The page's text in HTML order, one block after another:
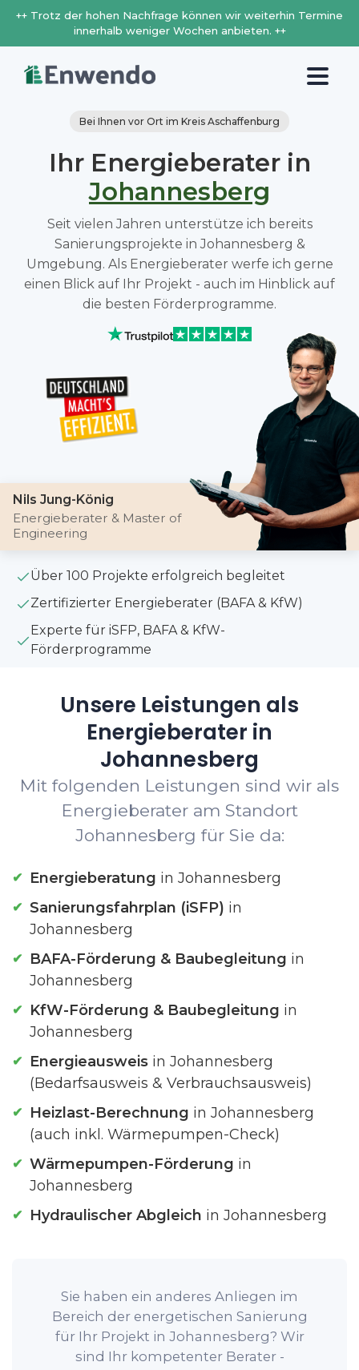
++ Trotz der hohen Nachfrage können wir weiterhin Termine
innerhalb weniger Wochen anbieten. ++
Bei Ihnen vor Ort im Kreis Aschaffenburg
Ihr Energieberater in
Johannesberg
Seit vielen Jahren unterstütze ich bereits
Sanierungsprojekte in Johannesberg &
Umgebung. Als Energieberater werfe ich gerne
einen Blick auf Ihr Projekt - auch im Hinblick auf
die besten Förderprogramme.
Nils Jung-König
Energieberater & Master of
Engineering
Über 100 Projekte erfolgreich begleitet
Zertifizierter Energieberater (BAFA & KfW)
Experte für iSFP, BAFA & KfW-
Förderprogramme
Unsere Leistungen als
Energieberater in
Johannesberg
Mit folgenden Leistungen sind wir als
Energieberater am Standort
Johannesberg für Sie da:
Energieberatung in Johannesberg
Sanierungsfahrplan (iSFP) in
Johannesberg
BAFA-Förderung & Baubegleitung in
Johannesberg
KfW-Förderung & Baubegleitung in
Johannesberg
Energieausweis in Johannesberg
(Bedarfsausweis & Verbrauchsausweis)
Heizlast-Berechnung in Johannesberg
(auch inkl. Wärmepumpen-Check)
Wärmepumpen-Förderung in
Johannesberg
Hydraulischer Abgleich in Johannesberg
Sie haben ein anderes Anliegen im
Bereich der energetischen Sanierung
für Ihr Projekt in Johannesberg? Wir
sind Ihr kompetenter Berater -